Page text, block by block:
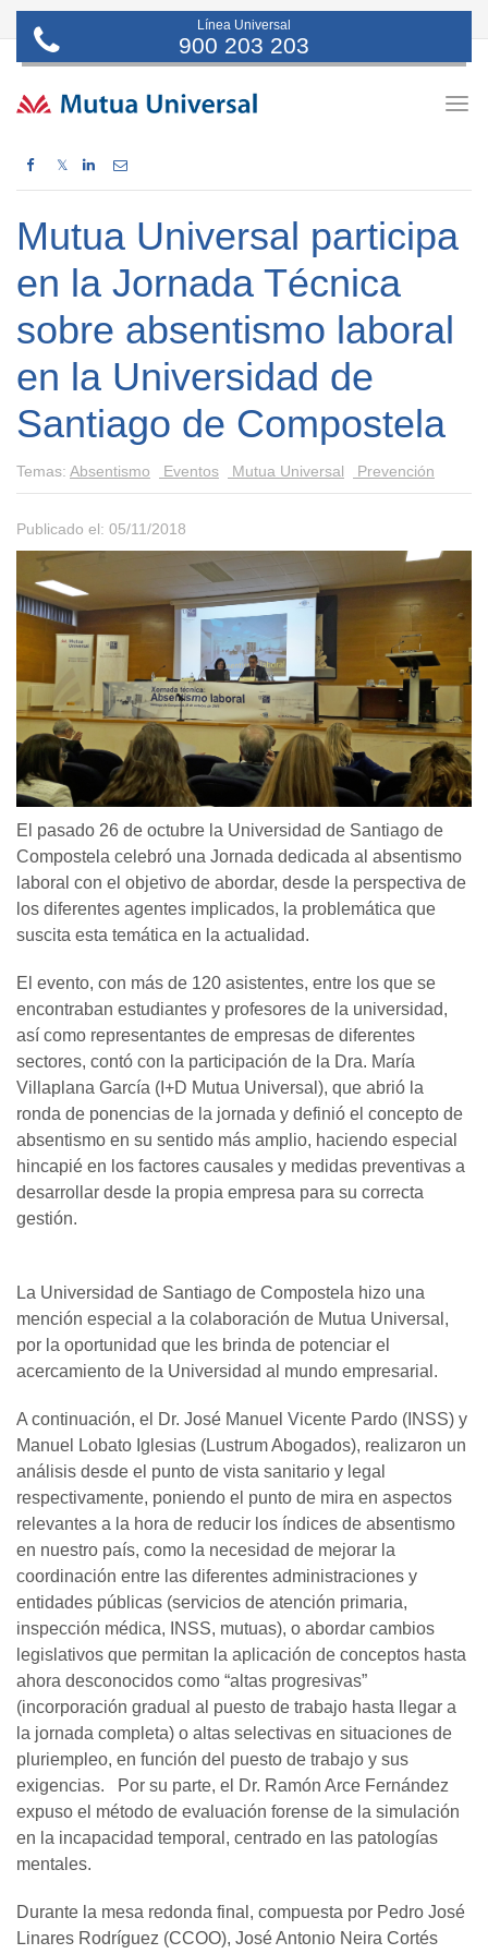
Línea Universal
900 203 203
𝕏
Mutua Universal participa
en la Jornada Técnica
sobre absentismo laboral
en la Universidad de
Santiago de Compostela
Temas: Absentismo Eventos Mutua Universal Prevención
Publicado el: 05/11/2018
El pasado 26 de octubre la Universidad de Santiago de
Compostela celebró una Jornada dedicada al absentismo
laboral con el objetivo de abordar, desde la perspectiva de
los diferentes agentes implicados, la problemática que
suscita esta temática en la actualidad.
El evento, con más de 120 asistentes, entre los que se
encontraban estudiantes y profesores de la universidad,
así como representantes de empresas de diferentes
sectores, contó con la participación de la Dra. María
Villaplana García (I+D Mutua Universal), que abrió la
ronda de ponencias de la jornada y definió el concepto de
absentismo en su sentido más amplio, haciendo especial
hincapié en los factores causales y medidas preventivas a
desarrollar desde la propia empresa para su correcta
gestión.
La Universidad de Santiago de Compostela hizo una
mención especial a la colaboración de Mutua Universal,
por la oportunidad que les brinda de potenciar el
acercamiento de la Universidad al mundo empresarial.
A continuación, el Dr. José Manuel Vicente Pardo (INSS) y
Manuel Lobato Iglesias (Lustrum Abogados), realizaron un
análisis desde el punto de vista sanitario y legal
respectivamente, poniendo el punto de mira en aspectos
relevantes a la hora de reducir los índices de absentismo
en nuestro país, como la necesidad de mejorar la
coordinación entre las diferentes administraciones y
entidades públicas (servicios de atención primaria,
inspección médica, INSS, mutuas), o abordar cambios
legislativos que permitan la aplicación de conceptos hasta
ahora desconocidos como “altas progresivas”
(incorporación gradual al puesto de trabajo hasta llegar a
la jornada completa) o altas selectivas en situaciones de
pluriempleo, en función del puesto de trabajo y sus
exigencias. Por su parte, el Dr. Ramón Arce Fernández
expuso el método de evaluación forense de la simulación
en la incapacidad temporal, centrado en las patologías
mentales.
Durante la mesa redonda final, compuesta por Pedro José
Linares Rodríguez (CCOO), José Antonio Neira Cortés